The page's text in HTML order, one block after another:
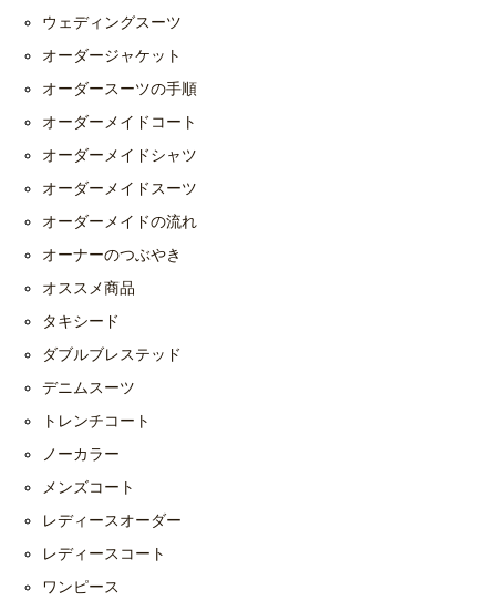
ウェディングスーツ
オーダージャケット
オーダースーツの手順
オーダーメイドコート
オーダーメイドシャツ
オーダーメイドスーツ
オーダーメイドの流れ
オーナーのつぶやき
オススメ商品
タキシード
ダブルブレステッド
デニムスーツ
トレンチコート
ノーカラー
メンズコート
レディースオーダー
レディースコート
ワンピース